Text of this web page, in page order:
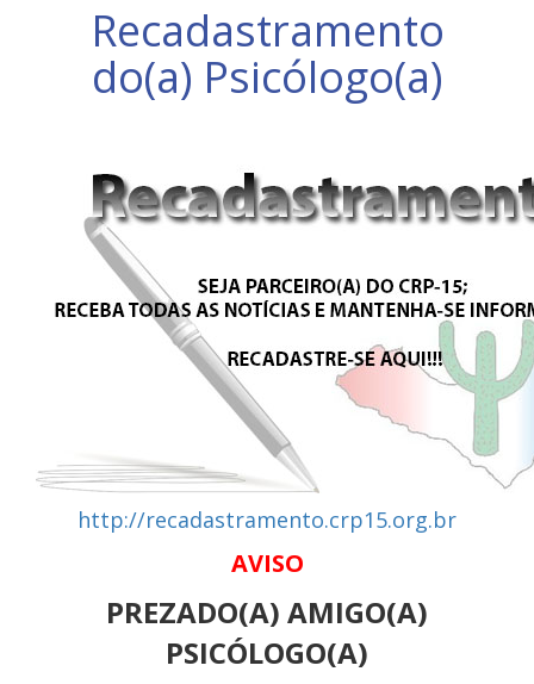
Recadastramento
do(a) Psicólogo(a)
http://recadastramento.crp15.org.br
AVISO
PREZADO(A) AMIGO(A)
PSICÓLOGO(A)